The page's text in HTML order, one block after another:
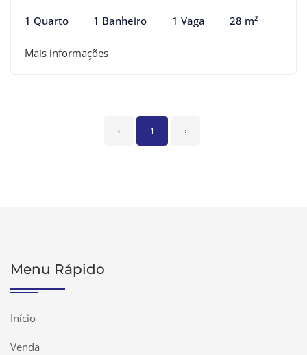
1 Quarto 1 Banheiro 1 Vaga 28 m²
Mais informações
‹ 1 ›
Menu Rápido
Início
Venda